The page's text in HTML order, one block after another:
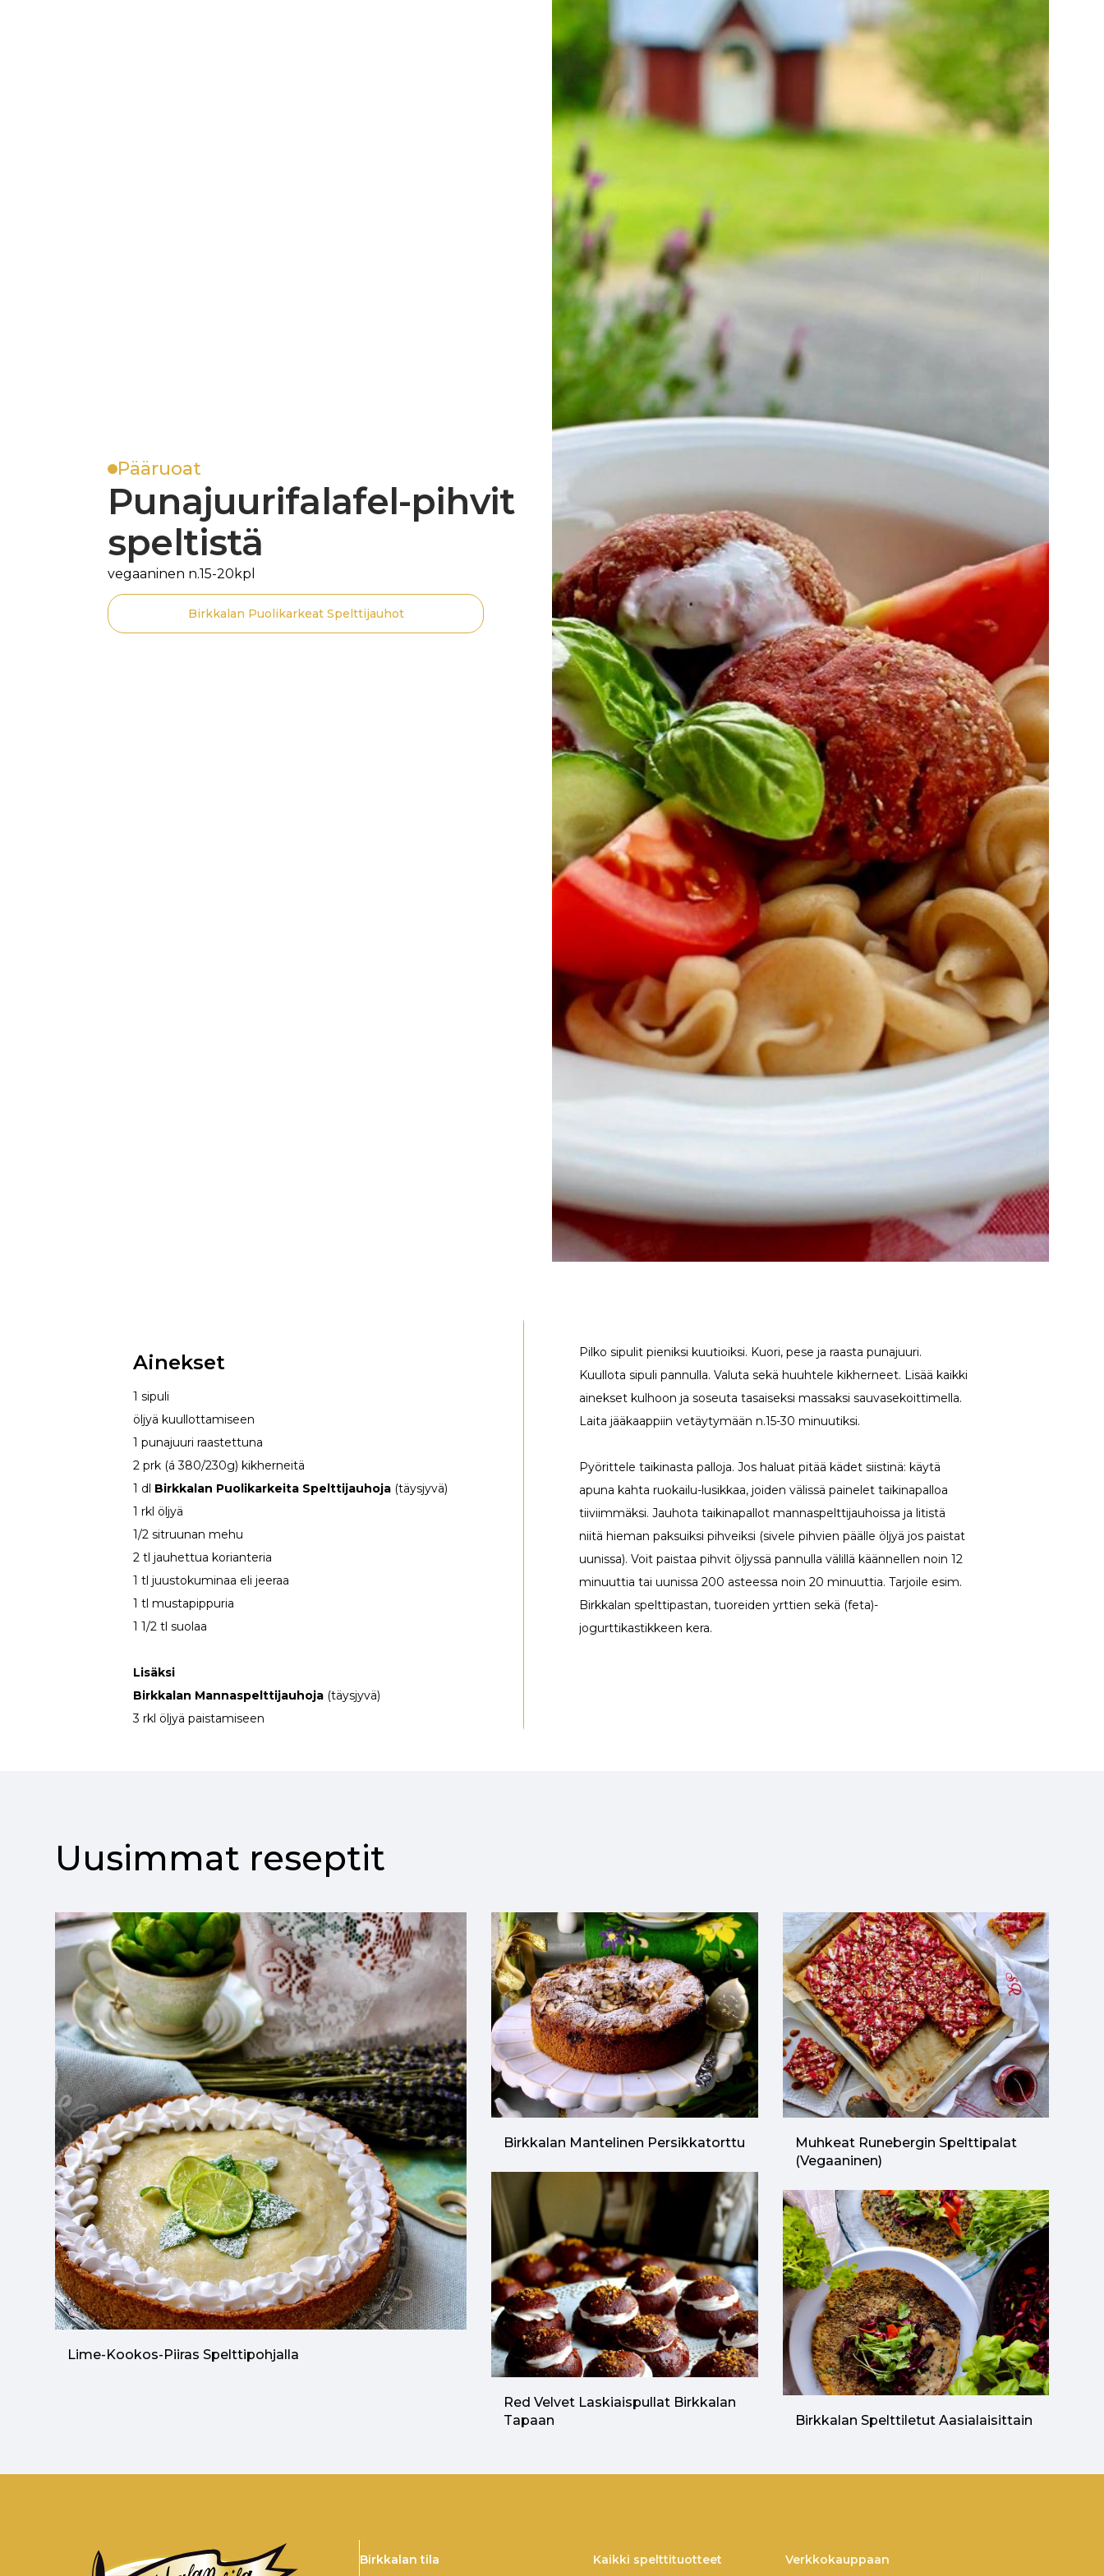
Pääruoat
Punajuurifalafel-pihvit
speltistä
vegaaninen n.15-20kpl
Birkkalan Puolikarkeat Spelttijauhot
Ainekset
1 sipuli
öljyä kuullottamiseen
1 punajuuri raastettuna
2 prk (á 380/230g) kikherneitä
1 dl Birkkalan Puolikarkeita Spelttijauhoja (täysjyvä)
1 rkl öljyä
1/2 sitruunan mehu
2 tl jauhettua korianteria
1 tl juustokuminaa eli jeeraa
1 tl mustapippuria
1 1/2 tl suolaa
Lisäksi
Birkkalan Mannaspelttijauhoja (täysjyvä)
3 rkl öljyä paistamiseen
Pilko sipulit pieniksi kuutioiksi. Kuori, pese ja raasta punajuuri.
Kuullota sipuli pannulla. Valuta sekä huuhtele kikherneet. Lisää kaikki
ainekset kulhoon ja soseuta tasaiseksi massaksi sauvasekoittimella.
Laita jääkaappiin vetäytymään n.15-30 minuutiksi.
Pyörittele taikinasta palloja. Jos haluat pitää kädet siistinä: käytä
apuna kahta ruokailu-lusikkaa, joiden välissä painelet taikinapalloa
tiiviimmäksi. Jauhota taikinapallot mannaspelttijauhoissa ja litistä
niitä hieman paksuiksi pihveiksi (sivele pihvien päälle öljyä jos paistat
uunissa). Voit paistaa pihvit öljyssä pannulla välillä käännellen noin 12
minuuttia tai uunissa 200 asteessa noin 20 minuuttia. Tarjoile esim.
Birkkalan spelttipastan, tuoreiden yrttien sekä (feta)-
jogurttikastikkeen kera.
Uusimmat reseptit
Lime-Kookos-Piiras Spelttipohjalla
Birkkalan Mantelinen Persikkatorttu
Red Velvet Laskiaispullat Birkkalan
Tapaan
Muhkeat Runebergin Spelttipalat
(vegaaninen)
Birkkalan Spelttiletut Aasialaisittain
Birkkalan tila
Kaikki spelttituotteet Verkkokauppaan